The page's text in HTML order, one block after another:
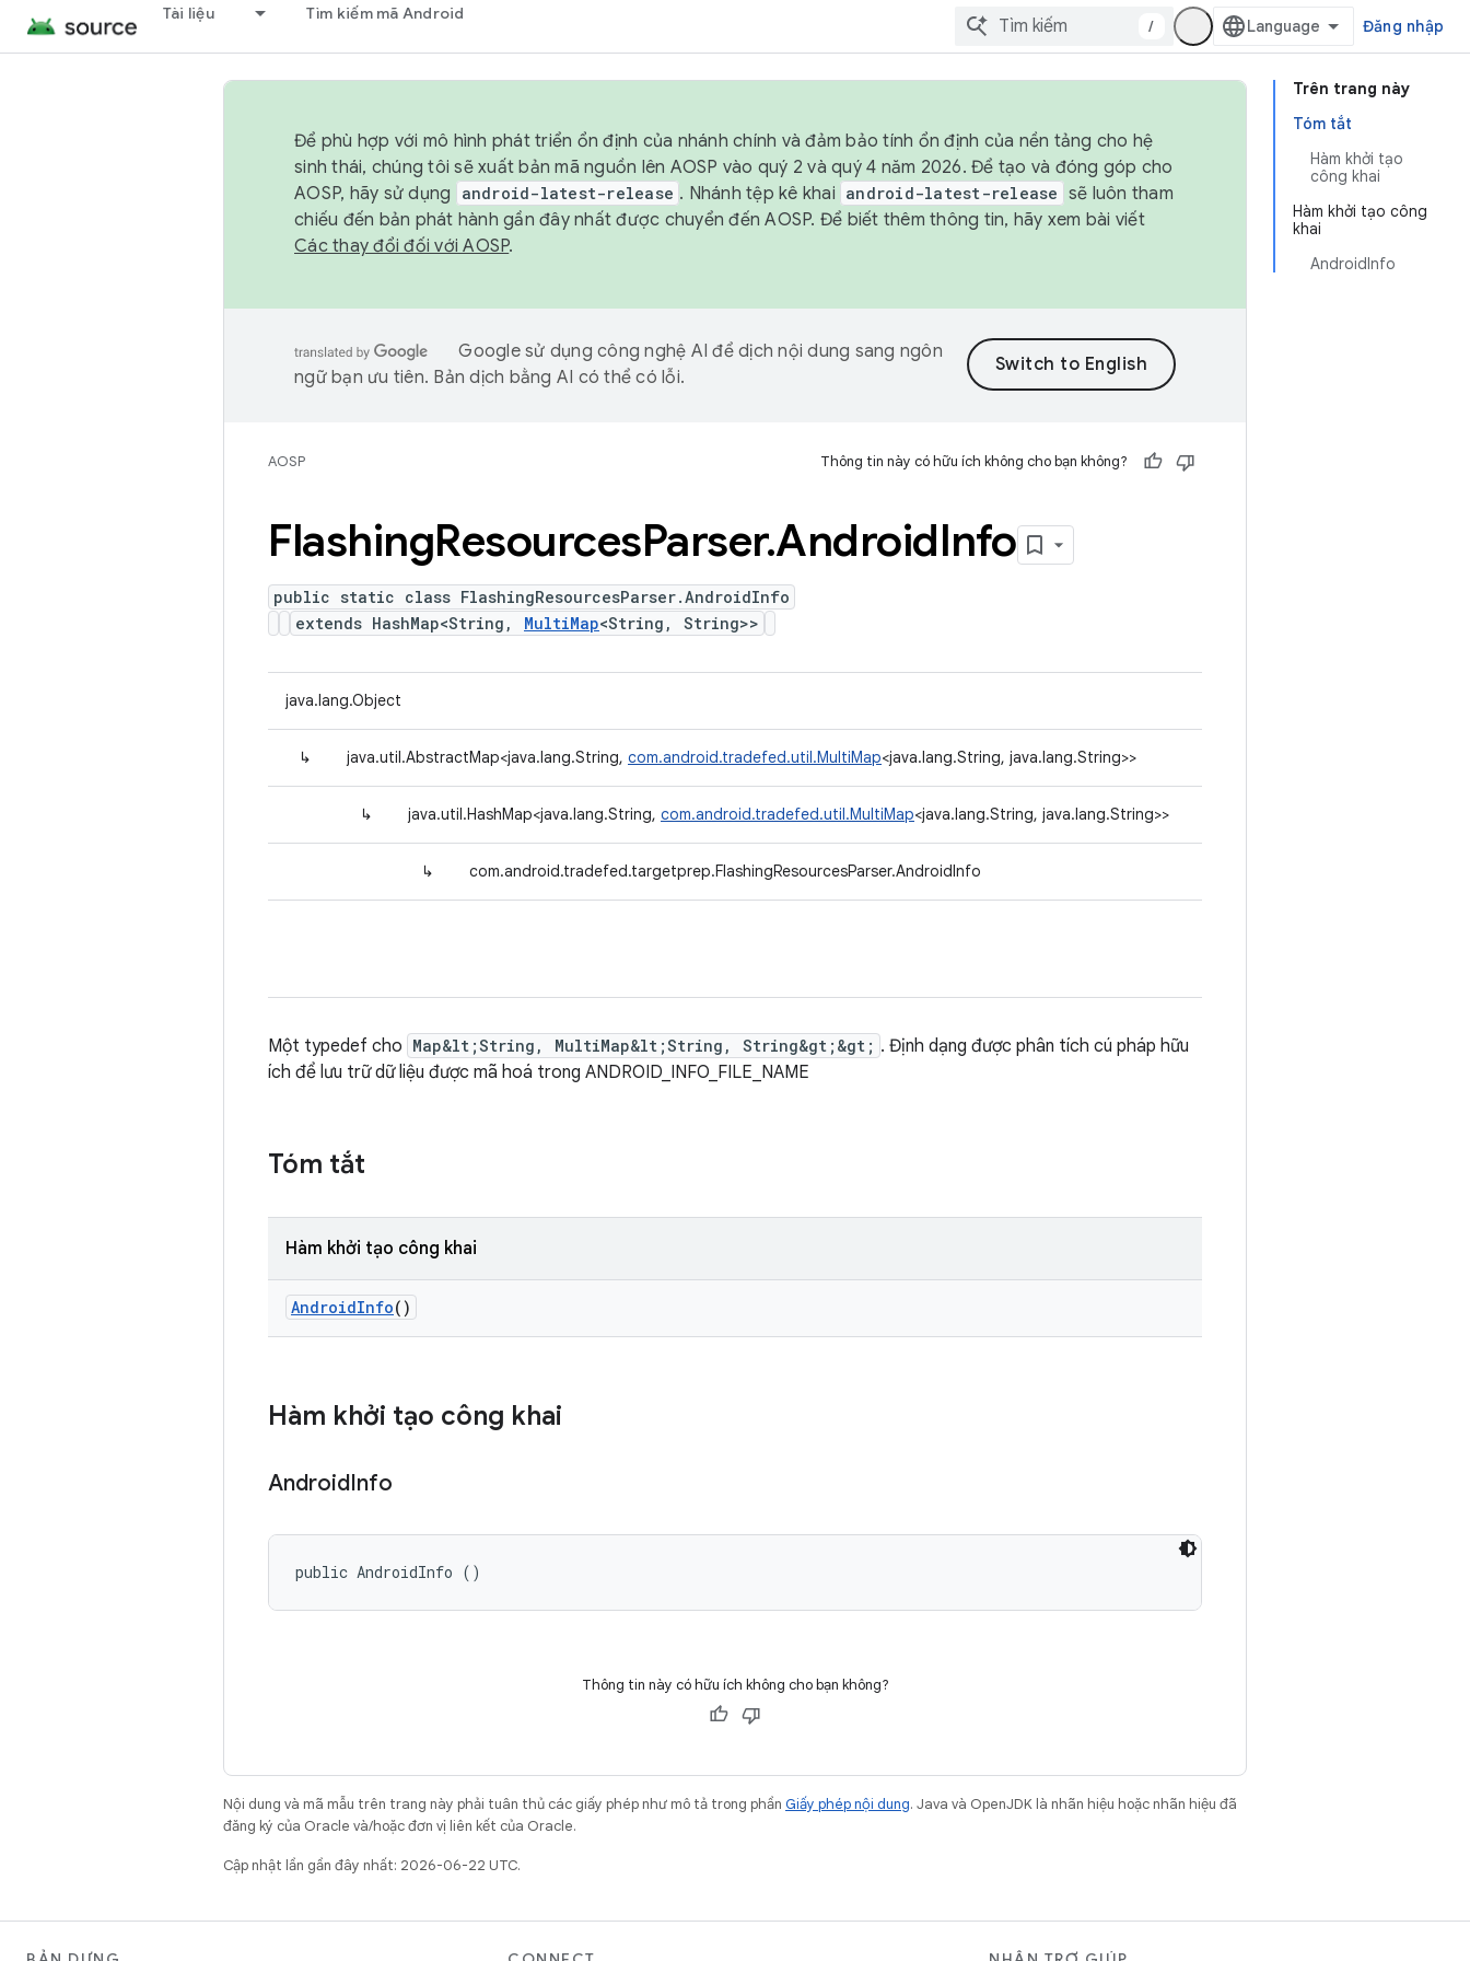
Tài liệu Tìm kiếm mã Android
/ Đăng nhập
Trên trang này
Tóm tắt
Hàm khởi tạo
công khai
Hàm khởi tạo công
khai
AndroidInfo
Để phù hợp với mô hình phát triển ổn định của nhánh chính và đảm bảo tính ổn định của nền tảng cho hệ
sinh thái, chúng tôi sẽ xuất bản mã nguồn lên AOSP vào quý 2 và quý 4 năm 2026. Để tạo và đóng góp cho
AOSP, hãy sử dụng
android-latest-release . Nhánh tệp kê khai android-latest-release sẽ luôn tham
chiếu đến bản phát hành gần đây nhất được chuyển đến AOSP. Để biết thêm thông tin, hãy xem bài viết
Các thay đổi đối với AOSP.
Google sử dụng công nghệ AI để dịch nội dung sang ngôn
ngữ bạn ưu tiên. Bản dịch bằng AI có thể có lỗi.
AOSP Thông tin này có hữu ích không cho bạn không?
FlashingResourcesParser.AndroidInfo
public static class FlashingResourcesParser.AndroidInfo
extends HashMap<String, MultiMap<String, String>>
java.lang.Object
↳ java.util.AbstractMap<java.lang.String, com.android.tradefed.util.MultiMap<java.lang.String, java.lang.String>>
↳ java.util.HashMap<java.lang.String, com.android.tradefed.util.MultiMap<java.lang.String, java.lang.String>>
↳ com.android.tradefed.targetprep.FlashingResourcesParser.AndroidInfo
Một typedef cho Map&lt;String, MultiMap&lt;String, String&gt;&gt; . Định dạng được phân tích cú pháp hữu
ích để lưu trữ dữ liệu được mã hoá trong ANDROID_INFO_FILE_NAME
Tóm tắt
Hàm khởi tạo công khai
AndroidInfo()
Hàm khởi tạo công khai
AndroidInfo
public AndroidInfo ()
Thông tin này có hữu ích không cho bạn không?
Nội dung và mã mẫu trên trang này phải tuân thủ các giấy phép như mô tả trong phần Giấy phép nội dung. Java và OpenJDK là nhãn hiệu hoặc nhãn hiệu đã
đăng ký của Oracle và/hoặc đơn vị liên kết của Oracle.
Cập nhật lần gần đây nhất: 2026-06-22 UTC.